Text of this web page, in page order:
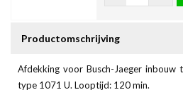
Productomschrijving
Afdekking voor Busch-Jaeger inbouw
type 1071 U. Looptijd: 120 min.